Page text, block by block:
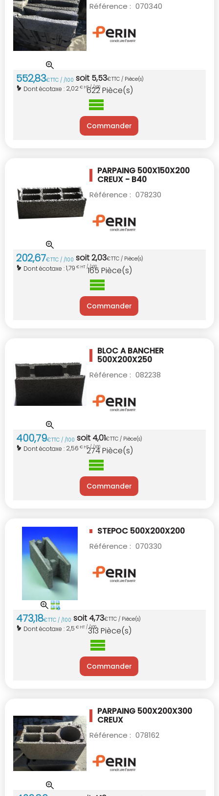
Référence : 070340
552,83€TTC / /100 soit 5,53€TTC / Pièce(s)
Dont écotaxe : 2,02€ HT / /100
622Pièce(s)
Commander
PARPAING 500X150X200
CREUX - B40
Référence : 078230
202,67€TTC / /100 soit2,03€TTC / Pièce(s)
Dont écotaxe :1,79 € HT / /100
165 Pièce(s)
Commander
BLOC A BANCHER
500X200X250
Référence : 082238
400,79€TTC / /100 soit4,01€TTC / Pièce(s)
Dont écotaxe : 2,56 € HT / /100
274Pièce(s)
Commander
STEPOC 500X200X200
Référence : 070330
473,18€TTC / /100 soit4,73€TTC / Pièce(s)
Dont écotaxe : 2,5 € HT / /100
313 Pièce(s)
Commander
PARPAING 500X200X300
CREUX
Référence : 078162